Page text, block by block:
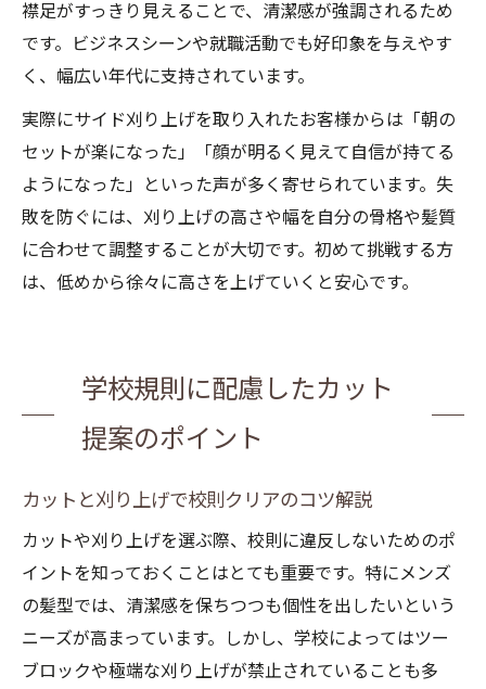
襟足がすっきり見えることで、清潔感が強調されるため
です。ビジネスシーンや就職活動でも好印象を与えやす
く、幅広い年代に支持されています。
実際にサイド刈り上げを取り入れたお客様からは「朝の
セットが楽になった」「顔が明るく見えて自信が持てる
ようになった」といった声が多く寄せられています。失
敗を防ぐには、刈り上げの高さや幅を自分の骨格や髪質
に合わせて調整することが大切です。初めて挑戦する方
は、低めから徐々に高さを上げていくと安心です。
学校規則に配慮したカット
提案のポイント
カットと刈り上げで校則クリアのコツ解説
カットや刈り上げを選ぶ際、校則に違反しないためのポ
イントを知っておくことはとても重要です。特にメンズ
の髪型では、清潔感を保ちつつも個性を出したいという
ニーズが高まっています。しかし、学校によってはツー
ブロックや極端な刈り上げが禁止されていることも多